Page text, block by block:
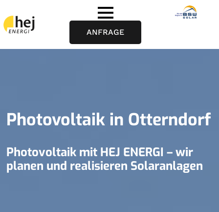
ANFRAGE
Photovoltaik in Otterndorf
Photovoltaik mit HEJ ENERGI – wir
planen und realisieren Solaranlagen